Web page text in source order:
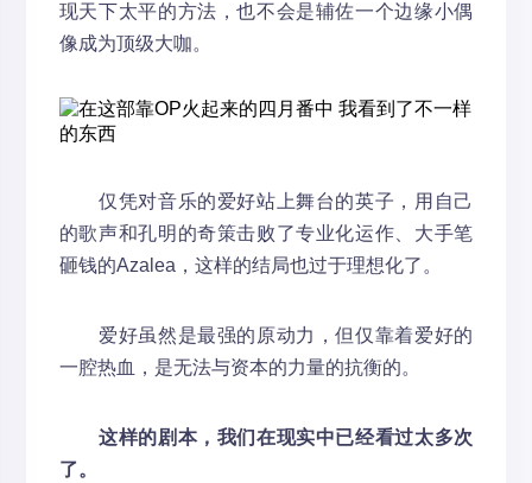
现天下太平的方法，也不会是辅佐一个边缘小偶
像成为顶级大咖。
仅凭对音乐的爱好站上舞台的英子，用自己
的歌声和孔明的奇策击败了专业化运作、大手笔
砸钱的Azalea，这样的结局也过于理想化了。
爱好虽然是最强的原动力，但仅靠着爱好的
一腔热血，是无法与资本的力量的抗衡的。
这样的剧本，我们在现实中已经看过太多次
了。